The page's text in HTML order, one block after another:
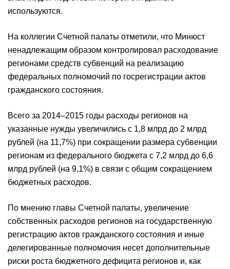
используются.
На коллегии Счетной палаты отметили, что Минюст
ненадлежащим образом контролировал расходование
регионами средств субвенций на реализацию
федеральных полномочий по госрегистрации актов
гражданского состояния.
Всего за 2014–2015 годы расходы регионов на
указанные нужды увеличились с 1,8 млрд до 2 млрд
рублей (на 11,7%) при сокращении размера субвенции
регионам из федерального бюджета с 7,2 млрд до 6,6
млрд рублей (на 9,1%) в связи с общим сокращением
бюджетных расходов.
По мнению главы Счетной палаты, увеличение
собственных расходов регионов на государственную
регистрацию актов гражданского состояния и иные
делегированные полномочия несет дополнительные
риски роста бюджетного дефицита регионов и, как